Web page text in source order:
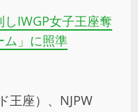
IWGP女子王座奪
ム」に照準
王座）、NJPW